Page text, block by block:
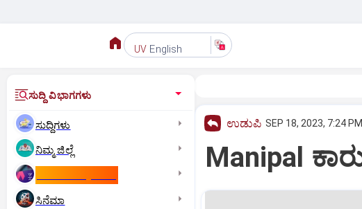
UV English
ಸುದ್ದಿ ವಿಭಾಗಗಳು
ಸುದ್ದಿಗಳು
ನಿಮ್ಮ ಜಿಲ್ಲೆ
ಸಿನೆಮಾ
ಉಡುಪಿ SEP 18, 2023, 7:24
Manipal